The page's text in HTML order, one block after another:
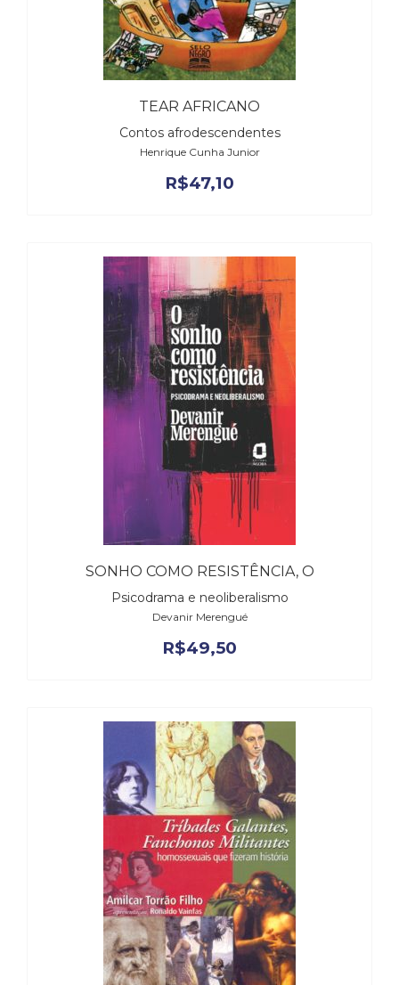
TEAR AFRICANO
Contos afrodescendentes
Henrique Cunha Junior
R$47,10
SONHO COMO RESISTÊNCIA, O
Psicodrama e neoliberalismo
Devanir Merengué
R$49,50